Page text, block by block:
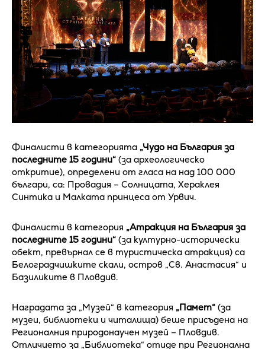
Финалисти в категорията „Чудо на България за
последните 15 години“ (за археологическо
откритие), определени от гласа на над 100 000
българи, са: Провадия – Солницата, Хераклея
Синтика и Малката принцеса от Урвич.
Финалисти в категория „Атракция на България за
последните 15 години“ (за културно-исторически
обект, превърнал се в туристическа атракция) са
Белоградчишките скали, остров „Св. Анастасия“ и
Базиликите в Пловдив.
Наградата за „Музей“ в категория „Памет“ (за
музеи, библиотеки и читалища) беше присъдена на
Регионалния природонаучен музей – Пловдив.
Отличието за „Библиотека“ отиде при Регионална